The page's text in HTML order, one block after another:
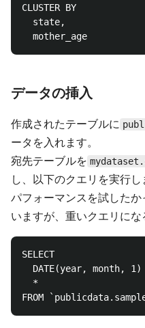
CLUSTER BY
  state,
データの挿入
作成されたテーブルに
ータを入れます。
宛先テーブルを
し、以下のクエリを実行し
パフォーマンスを試した
いますが、重いクエリにな
SELECT
DATE(year, month, 1)
  *